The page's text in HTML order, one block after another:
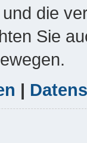
die
Sie
|